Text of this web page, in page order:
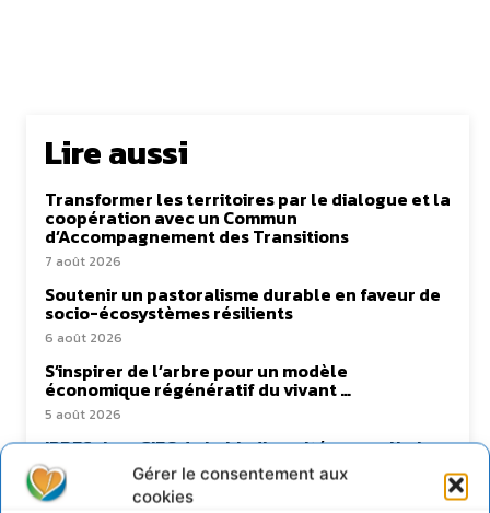
Gérer le consentement aux
cookies
Lire aussi
Transformer les territoires par le dialogue et la
coopération avec un Commun
d’Accompagnement des Transitions
7 août 2026
Soutenir un pastoralisme durable en faveur de
socio-écosystèmes résilients
6 août 2026
S’inspirer de l’arbre pour un modèle
économique régénératif du vivant …
5 août 2026
IPBES : le « GIEC de la biodiversité » appelle les
entreprises à devenir des alliées du vivant
4 août 2026